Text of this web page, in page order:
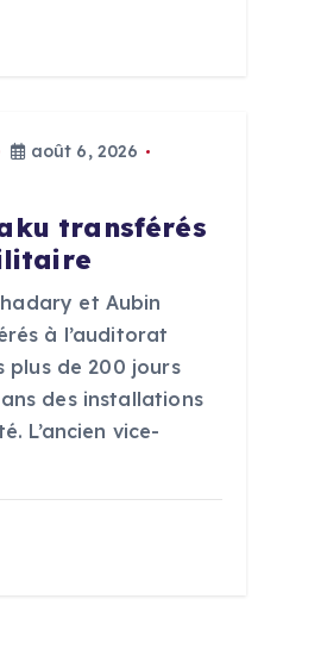
août 6, 2026
transférés
et Aubin
à l’auditorat
plus de 200 jours
des installations
L’ancien vice-